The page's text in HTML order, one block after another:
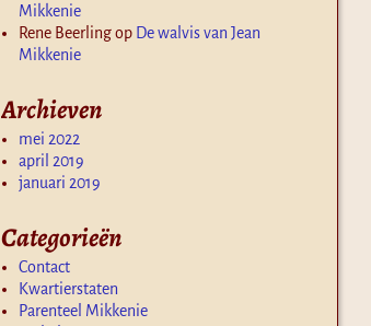
Mikkenie
Rene Beerlingop De walvis van Jean
Mikkenie
Archieven
mei 2022
april 2019
januari 2019
Categorieën
Contact
Kwartierstaten
Parenteel Mikkenie